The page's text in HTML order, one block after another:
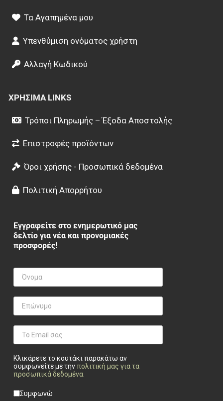
Τα Αγαπημένα μου
Υπενθύμιση ονόματος χρήστη
Αλλαγή Κωδικού
ΧΡΉΣΙΜΑ LINKS
Τρόποι Πληρωμής – Έξοδα Αποστολής
Επιστροφές προϊόντων
Όροι χρήσης - Προσωπικά δεδομένα
Πολιτική Απορρήτου
Εγγραφείτε στο ενημερωτικό μας
δελτίο για νέα και προνομιακές
προσφορές!
Κλικάρετε το κουτάκι παρακάτω αν
συμφωνείτε με τηνπολιτική μας για τα
προσωπικά δεδομένα.
Privacy checkbox
Συμφωνώ